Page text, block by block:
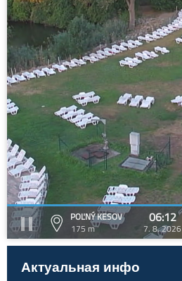
POĽNÝ KESOV
175 m
06:12
7. 8. 2026
Актуальная инфо